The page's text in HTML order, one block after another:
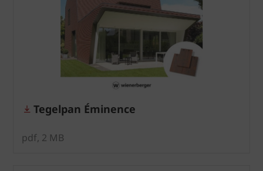
Tegelpan Éminence
pdf, 2 MB